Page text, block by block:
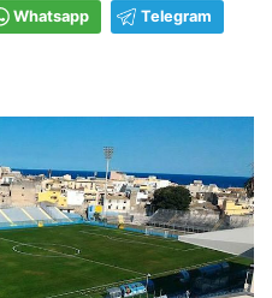
Whatsapp Telegram